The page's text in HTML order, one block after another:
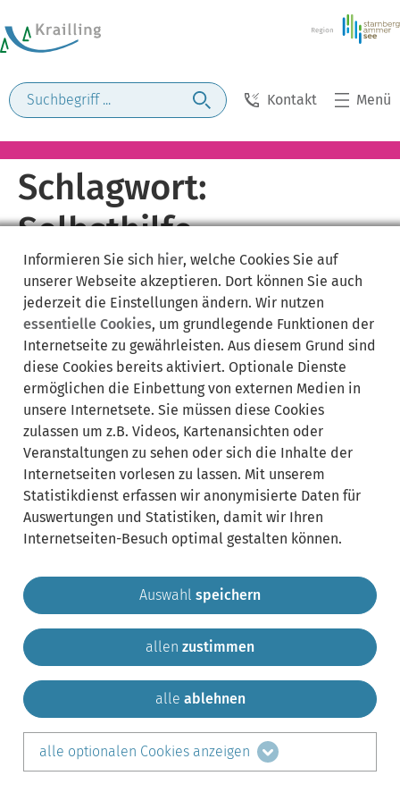
Kontakt Menü
Schlagwort:
Selbsthilfe
Gemeinde Krailling Impressum
Sitemap
Kontakt
teilen auf:
LinkedIn
Informieren Sie sich hier, welche Cookies Sie auf
unserer Webseite akzeptieren. Dort können Sie auch
jederzeit die Einstellungen ändern. Wir nutzen
essentielle Cookies, um grundlegende Funktionen der
Internetseite zu gewährleisten. Aus diesem Grund sind
diese Cookies bereits aktiviert. Optionale Dienste
ermöglichen die Einbettung von externen Medien in
unsere Internetsete. Sie müssen diese Cookies
zulassen um z.B. Videos, Kartenansichten oder
Veranstaltungen zu sehen oder sich die Inhalte der
Internetseiten vorlesen zu lassen. Mit unserem
Statistikdienst erfassen wir anonymisierte Daten für
Auswertungen und Statistiken, damit wir Ihren
Internetseiten-Besuch optimal gestalten können.
Auswahl speichern
allen zustimmen
alle ablehnen
alle optionalen Cookies anzeigen